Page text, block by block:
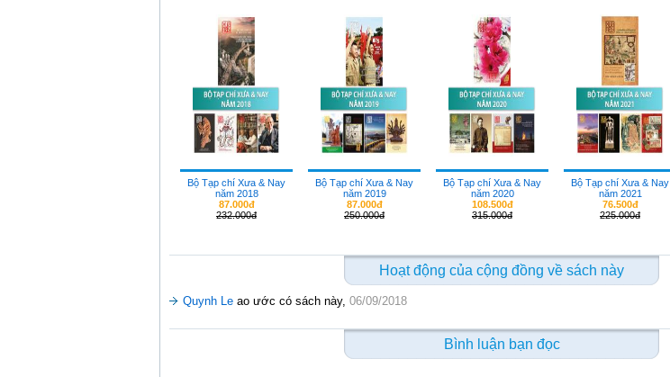
Bộ Tạp chí Xưa & Nay
năm 2018
87.000đ
232.000đ
Bộ Tạp chí Xưa & Nay
năm 2019
87.000đ
250.000đ
Bộ Tạp chí Xưa & Nay
năm 2020
108.500đ
315.000đ
Bộ Tạp chí Xưa & Nay
năm 2021
76.500đ
225.000đ
Hoạt động của cộng đồng về sách này
Quynh Leao ước có sách này, 06/09/2018
Bình luận bạn đọc